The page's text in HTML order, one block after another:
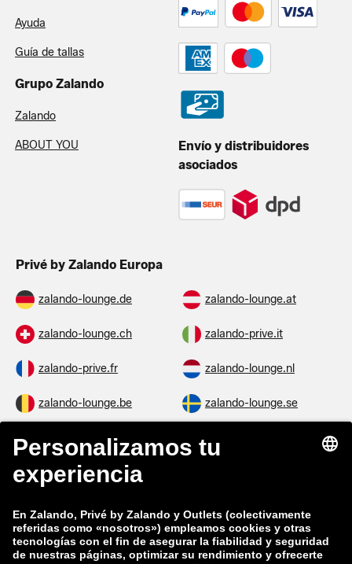
Ayuda
Guía de tallas
Grupo Zalando
Zalando
ABOUT YOU
Envío y distribuidores
asociados
Privé by Zalando Europa
zalando-lounge.de zalando-lounge.at
zalando-lounge.ch zalando-prive.it
zalando-prive.fr zalando-lounge.nl
zalando-lounge.be zalando-lounge.se
zalando-lounge.fi
zalando-lounge.co.uk
zalando-prive.es
zalando-lounge.lt zalando-lounge.sk